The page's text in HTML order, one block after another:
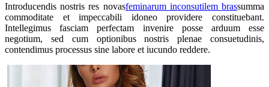
Introducendis nostris res novasfeminarum inconsutilem brassumma
commoditate et impeccabili idoneo providere constituebant.
Intellegimus fasciam perfectam invenire posse arduum esse
negotium, sed cum optionibus nostris plenae consuetudinis,
contendimus processus sine labore et iucundo reddere.